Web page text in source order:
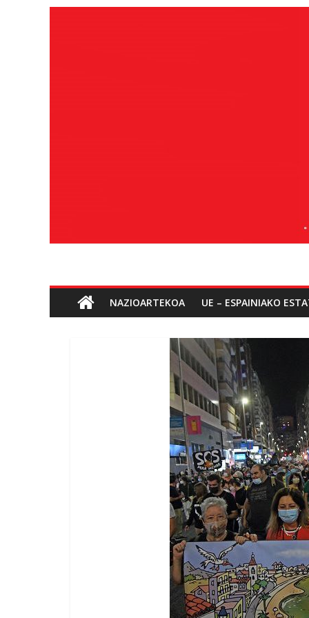
Sozialismoa
eta
Askatasuna
NAZIOARTEKOA UE – ESPAINIAKO